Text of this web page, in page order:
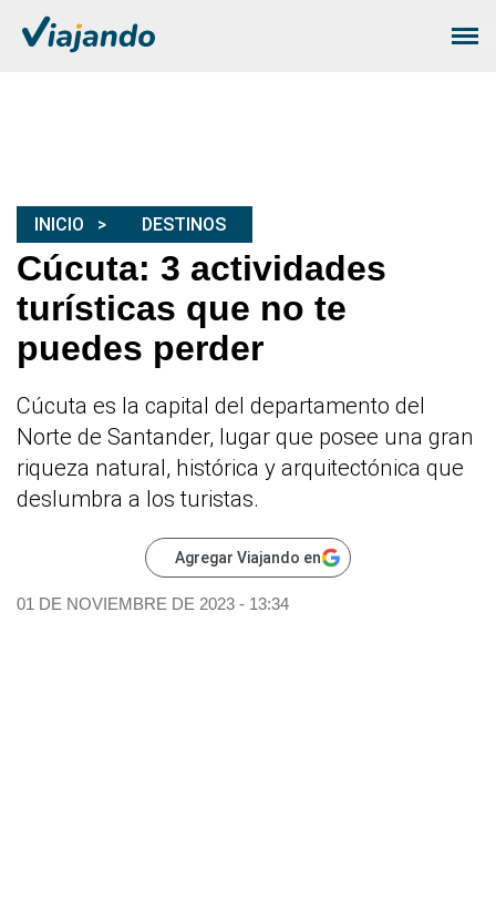
INICIO DESTINOS
Cúcuta: 3 actividades
turísticas que no te
puedes perder
Cúcuta es la capital del departamento del
Norte de Santander, lugar que posee una gran
riqueza natural, histórica y arquitectónica que
deslumbra a los turistas.
Agregar Viajando en
01 DE NOVIEMBRE DE 2023 - 13:34